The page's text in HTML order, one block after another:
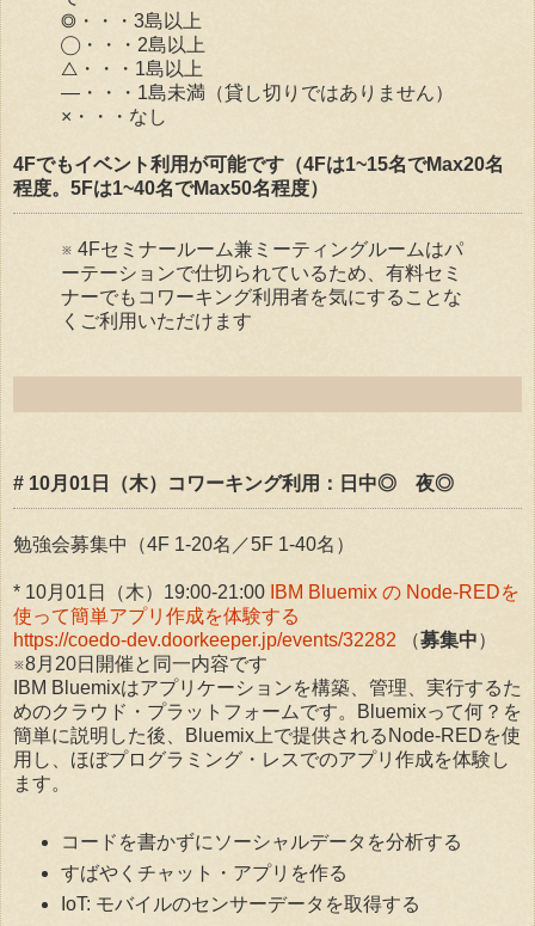
◎・・・3島以上
◯・・・2島以上
△・・・1島以上
―・・・1島未満（貸し切りではありません）
×・・・なし
4Fでもイベント利用が可能です（4Fは1~15名でMax20名
程度。5Fは1~40名でMax50名程度）
※ 4Fセミナールーム兼ミーティングルームはパ
ーテーションで仕切られているため、有料セミ
ナーでもコワーキング利用者を気にすることな
くご利用いただけます
# 10月01日（木）コワーキング利用：日中◎ 夜◎
勉強会募集中（4F 1-20名／5F 1-40名）
* 10月01日（木）19:00-21:00 IBM Bluemix の Node-REDを
使って簡単アプリ作成を体験する
https://coedo-dev.doorkeeper.jp/events/32282 （募集中）
※8月20日開催と同一内容です
IBM Bluemixはアプリケーションを構築、管理、実行するた
めのクラウド・プラットフォームです。Bluemixって何？を
簡単に説明した後、Bluemix上で提供されるNode-REDを使
用し、ほぼプログラミング・レスでのアプリ作成を体験し
ます。
コードを書かずにソーシャルデータを分析する
すばやくチャット・アプリを作る
IoT: モバイルのセンサーデータを取得する